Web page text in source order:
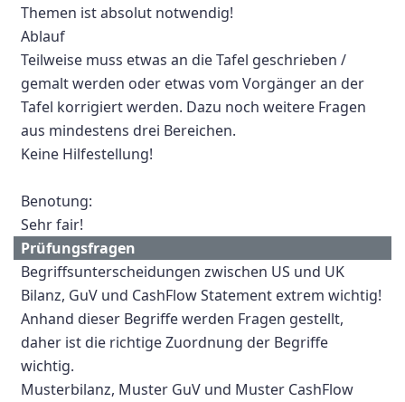
Themen ist absolut notwendig!
Ablauf
Teilweise muss etwas an die Tafel geschrieben /
gemalt werden oder etwas vom Vorgänger an der
Tafel korrigiert werden. Dazu noch weitere Fragen
aus mindestens drei Bereichen.
Keine Hilfestellung!
Benotung:
Sehr fair!
Prüfungsfragen
Begriffsunterscheidungen zwischen US und UK
Bilanz, GuV und CashFlow Statement extrem wichtig!
Anhand dieser Begriffe werden Fragen gestellt,
daher ist die richtige Zuordnung der Begriffe
wichtig.
Musterbilanz, Muster GuV und Muster CashFlow